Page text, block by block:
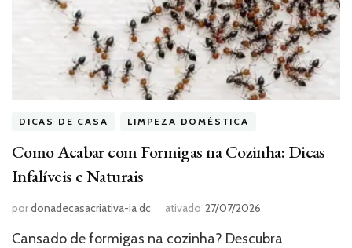
DICAS DE CASA LIMPEZA DOMÉSTICA
Como Acabar com Formigas na Cozinha: Dicas
Infalíveis e Naturais
pordonadecasacriativa-ia dc ativado 27/07/2026
Cansado de formigas na cozinha? Descubra